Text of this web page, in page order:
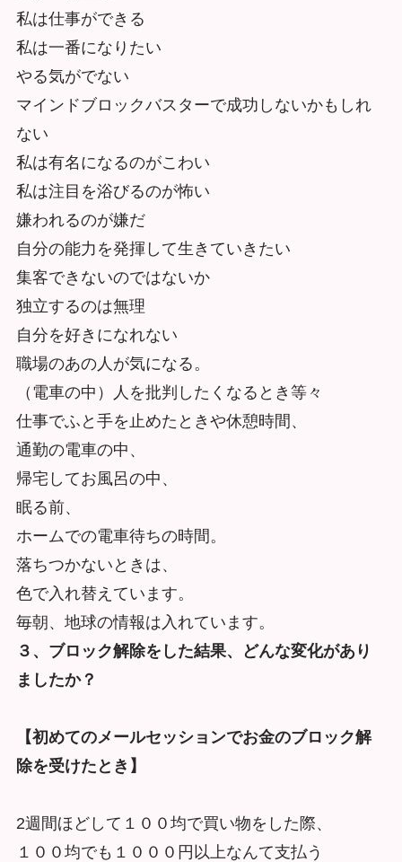
私は仕事ができる
私は一番になりたい
やる気がでない
マインドブロックバスターで成功しないかもしれ
ない
私は有名になるのがこわい
私は注目を浴びるのが怖い
嫌われるのが嫌だ
自分の能力を発揮して生きていきたい
集客できないのではないか
独立するのは無理
自分を好きになれない
職場のあの人が気になる。
（電車の中）人を批判したくなるとき等々
仕事でふと手を止めたときや休憩時間、
通勤の電車の中、
帰宅してお風呂の中、
眠る前、
ホームでの電車待ちの時間。
落ちつかないときは、
色で入れ替えています。
毎朝、地球の情報は入れています。
３、ブロック解除をした結果、どんな変化があり
ましたか？
【初めてのメールセッションでお金のブロック解
除を受けたとき】
2週間ほどして１００均で買い物をした際、
１００均でも１０００円以上なんて支払う